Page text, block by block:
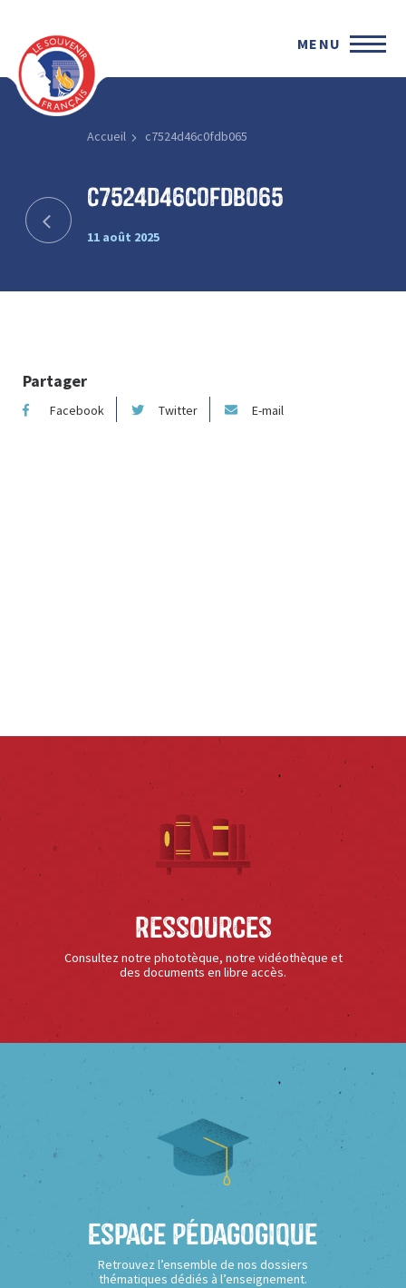
MENU
Accueil c7524d46c0fdb065
c7524d46c0fdb065
11 août 2025
Partager
Facebook Twitter E-mail
Ressources
Consultez notre phototèque, notre vidéothèque et
des documents en libre accès.
Espace Pédagogique
Retrouvez l’ensemble de nos dossiers
thématiques dédiés à l’enseignement.